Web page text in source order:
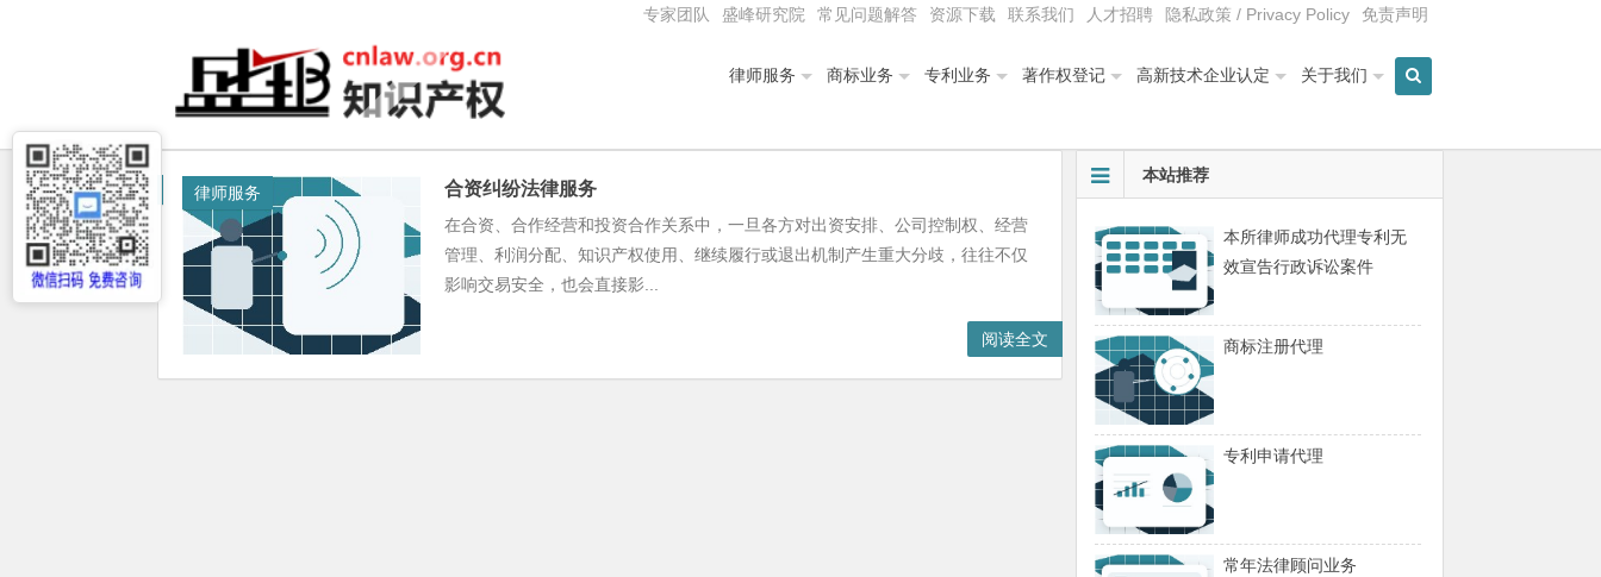
专家团队 盛峰研究院 常见问题解答 资源下载 联系我们 人才招聘 隐私政策 / Privacy Policy 免责声明
律师服务 商标业务 专利业务 著作权登记 高新技术企业认定 关于我们
律师服务 合资纠纷法律服务
在合资、合作经营和投资合作关系中，一旦各方对出资安排、公司控制权、经营
管理、利润分配、知识产权使用、继续履行或退出机制产生重大分歧，往往不仅
影响交易安全，也会直接影...
阅读全文
本站推荐
本所律师成功代理专利无
效宣告行政诉讼案件
商标注册代理
专利申请代理
常年法律顾问业务